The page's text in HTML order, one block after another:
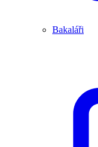
Bakaláři